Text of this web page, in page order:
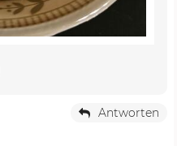
Antworten